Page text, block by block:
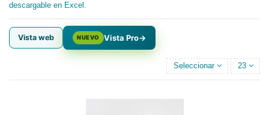
descargable en Excel.
Vista web NUEVO Vista Pro→
Seleccionar 23